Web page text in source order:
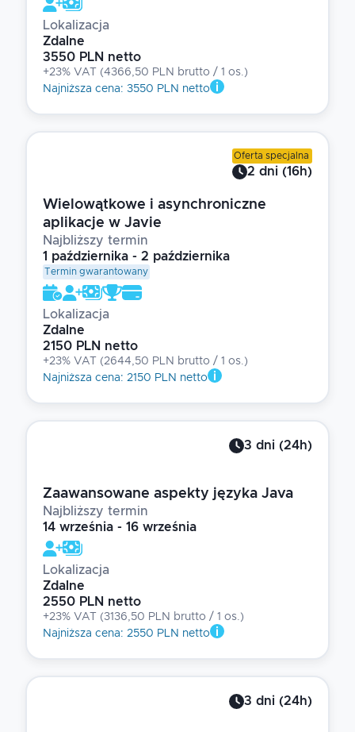
Lokalizacja
Zdalne
3550 PLN netto
+23% VAT (4366,50 PLN brutto / 1 os.)
Najniższa cena: 3550 PLN netto
Oferta specjalna
2 dni (16h)
Wielowątkowe i asynchroniczne
aplikacje w Javie
Najbliższy termin
1 października - 2 października
Termin gwarantowany
Lokalizacja
Zdalne
2150 PLN netto
+23% VAT (2644,50 PLN brutto / 1 os.)
Najniższa cena: 2150 PLN netto
3 dni (24h)
Zaawansowane aspekty języka Java
Najbliższy termin
14 września - 16 września
Lokalizacja
Zdalne
2550 PLN netto
+23% VAT (3136,50 PLN brutto / 1 os.)
Najniższa cena: 2550 PLN netto
3 dni (24h)